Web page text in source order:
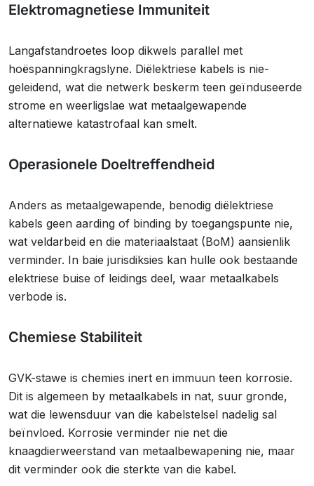
Elektromagnetiese Immuniteit
Langafstandroetes loop dikwels parallel met
hoëspanningkragslyne. Diëlektriese kabels is nie-
geleidend, wat die netwerk beskerm teen geïnduseerde
strome en weerligslae wat metaalgewapende
alternatiewe katastrofaal kan smelt.
Operasionele Doeltreffendheid
Anders as metaalgewapende, benodig diëlektriese
kabels geen aarding of binding by toegangspunte nie,
wat veldarbeid en die materiaalstaat (BoM) aansienlik
verminder. In baie jurisdiksies kan hulle ook bestaande
elektriese buise of leidings deel, waar metaalkabels
verbode is.
Chemiese Stabiliteit
GVK-stawe is chemies inert en immuun teen korrosie.
Dit is algemeen by metaalkabels in nat, suur gronde,
wat die lewensduur van die kabelstelsel nadelig sal
beïnvloed. Korrosie verminder nie net die
knaagdierweerstand van metaalbewapening nie, maar
dit verminder ook die sterkte van die kabel.